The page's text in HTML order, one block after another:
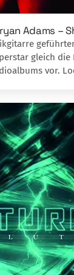
Adams –
gleich
vor.